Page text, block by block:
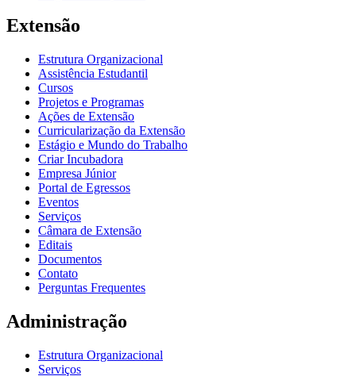
Extensão
Estrutura Organizacional
Assistência Estudantil
Cursos
Projetos e Programas
Ações de Extensão
Curricularização da Extensão
Estágio e Mundo do Trabalho
Criar Incubadora
Empresa Júnior
Portal de Egressos
Eventos
Serviços
Câmara de Extensão
Editais
Documentos
Contato
Perguntas Frequentes
Administração
Estrutura Organizacional
Serviços